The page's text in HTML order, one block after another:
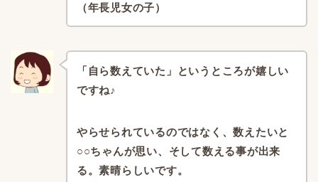
（年長児女の子）
「自ら数えていた」
というところが嬉しい
ですね♪
やらせられているのではなく、数えたいと
○○ちゃんが思い、 そして数える事が出来
る。素晴らしいです。